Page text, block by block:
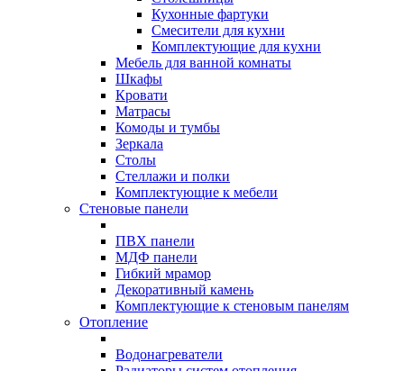
Кухонные фартуки
Смесители для кухни
Комплектующие для кухни
Мебель для ванной комнаты
Шкафы
Кровати
Матрасы
Комоды и тумбы
Зеркала
Столы
Стеллажи и полки
Комплектующие к мебели
Стеновые панели
ПВХ панели
МДФ панели
Гибкий мрамор
Декоративный камень
Комплектующие к стеновым панелям
Отопление
Водонагреватели